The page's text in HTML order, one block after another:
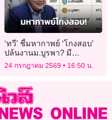
‘ทวี’ ชี้มหากาพย์ ‘โกงสอบ’
ปล้นงานม.บูรพา? มี
พฤติการณ์เป็นองค์กร
อาชญากรรม
24 กรกฎาคม 2569 16:50 น.